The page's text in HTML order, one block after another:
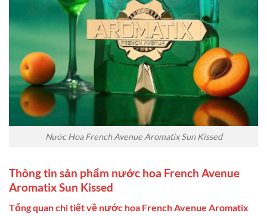
Nước Hoa French Avenue Aromatix Sun Kissed
Thông tin sản phẩm nước hoa French Avenue
Aromatix Sun Kissed
Tổng quan chi tiết về nước hoa French Avenue Aromatix